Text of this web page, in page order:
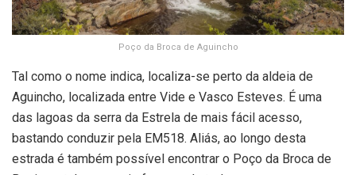
Poço da Broca de Aguincho
Tal como o nome indica, localiza-se perto da aldeia de
Aguincho, localizada entre Vide e Vasco Esteves. É uma
das lagoas da serra da Estrela de mais fácil acesso,
bastando conduzir pela EM518. Aliás, ao longo desta
estrada é também possível encontrar o Poço da Broca de